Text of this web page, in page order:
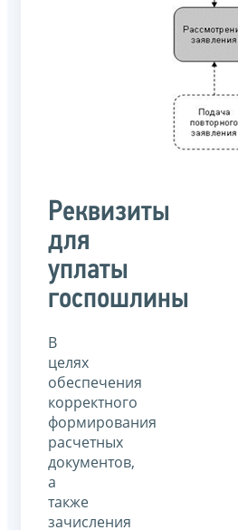
Реквизиты
для
уплаты
госпошлины
В
целях
обеспечения
корректного
формирования
расчетных
документов,
а
также
зачисления